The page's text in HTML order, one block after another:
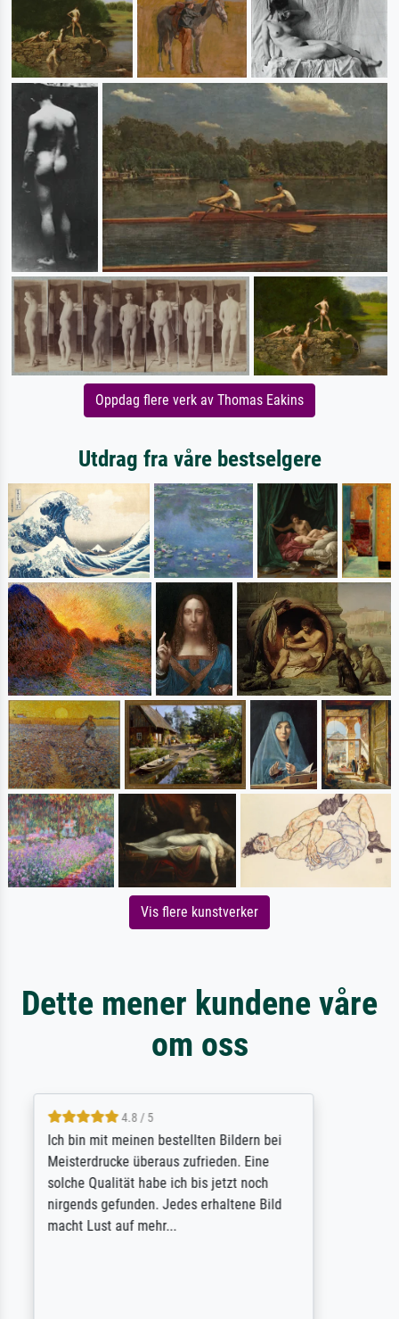
Oppdag flere verk av Thomas Eakins
Utdrag fra våre bestselgere
Vis flere kunstverker
Dette mener kundene våre
om oss
5 / 5
Rundum positive Erfahrung. Die Ausführung
des Auftrags hat eine Weile gedauert, die
angekündigte Lieferzeit wurde aber
letztlich sogar etwas unterschritten. Die
Qualität des Papiers und des Drucks